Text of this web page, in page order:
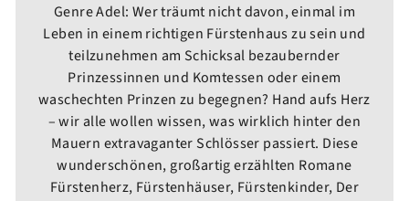
Genre Adel: Wer träumt nicht davon, einmal im
Leben in einem richtigen Fürstenhaus zu sein und
teilzunehmen am Schicksal bezaubernder
Prinzessinnen und Komtessen oder einem
waschechten Prinzen zu begegnen? Hand aufs Herz
– wir alle wollen wissen, was wirklich hinter den
Mauern extravaganter Schlösser passiert. Diese
wunderschönen, großartig erzählten Romane
Fürstenherz, Fürstenhäuser, Fürstenkinder, Der